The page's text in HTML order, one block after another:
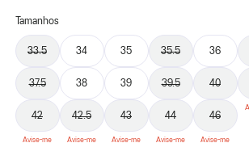
Tamanhos
33.5 34 35 35.5 36
37.5 38 39 39.5 40
42 42.5 43 44 46